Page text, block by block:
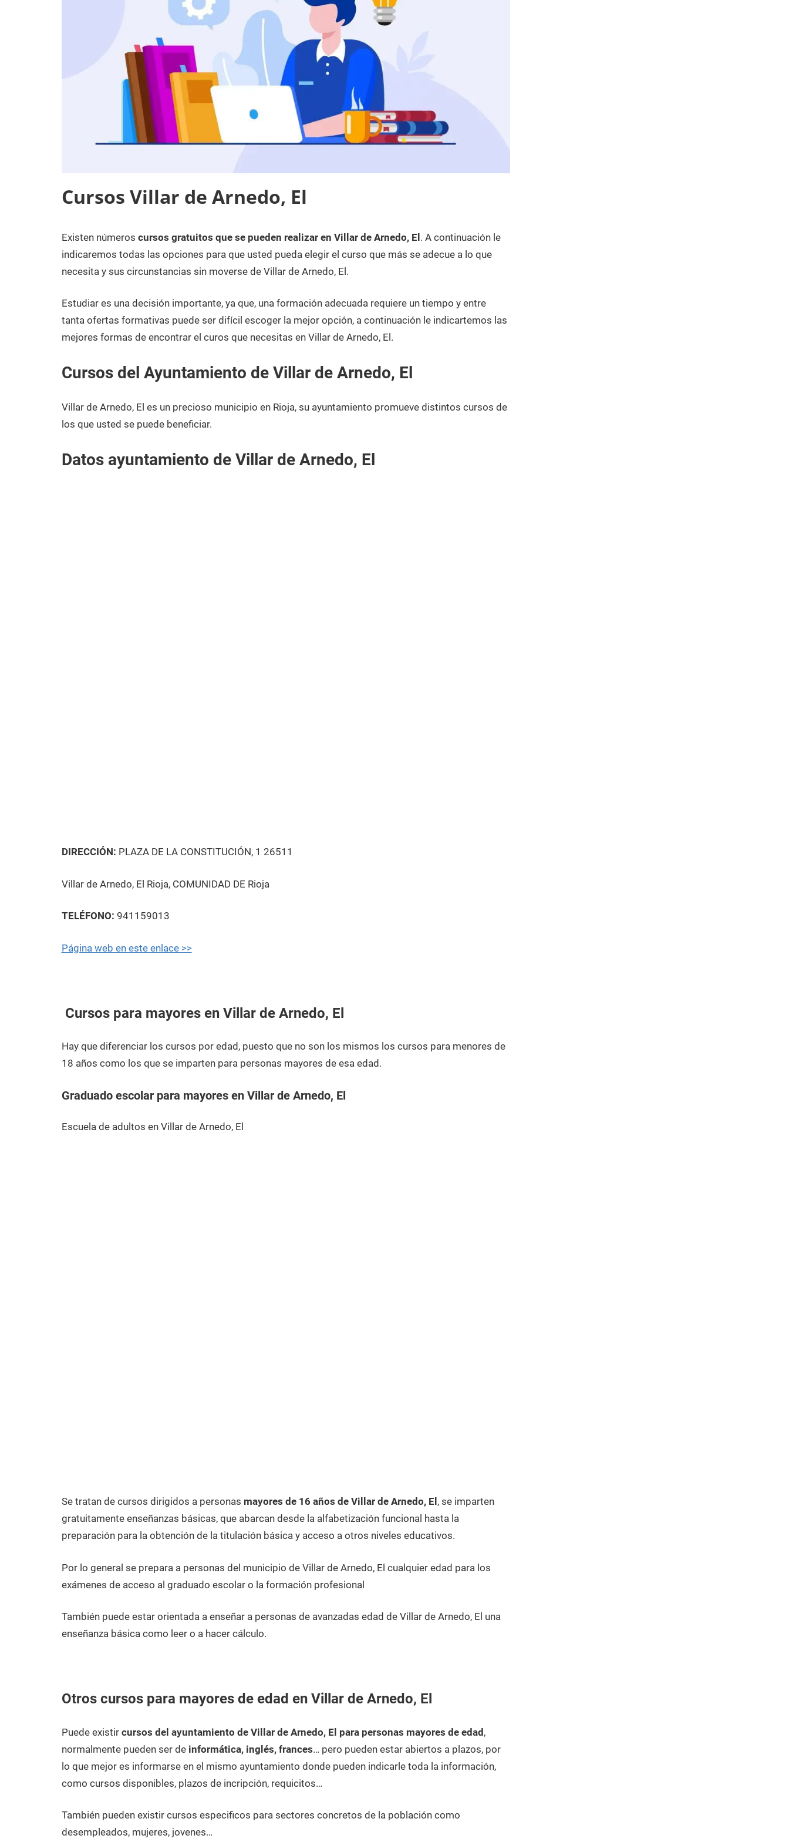
Cursos Villar de Arnedo, El
18
de
diciembre
2020
Maria
Cursos
en
Rioja,
Existen números cursos gratuitos que se pueden realizar en Villar de Arnedo, El. A continuación le
indicaremos todas las opciones para que usted pueda elegir el curso que más se adecue a lo que
necesita y sus circunstancias sin moverse de Villar de Arnedo, El.
Estudiar es una decisión importante, ya que, una formación adecuada requiere un tiempo y entre
tanta ofertas formativas puede ser difícil escoger la mejor opción, a continuación le indicartemos las
mejores formas de encontrar el curos que necesitas en Villar de Arnedo, El.
Cursos del Ayuntamiento de Villar de Arnedo, El
Villar de Arnedo, El es un precioso municipio en Rioja, su ayuntamiento promueve distintos cursos de
los que usted se puede beneficiar.
Datos ayuntamiento de Villar de Arnedo, El
DIRECCIÓN: PLAZA DE LA CONSTITUCIÓN, 1 26511
Villar de Arnedo, El Rioja, COMUNIDAD DE Rioja
TELÉFONO: 941159013
Página web en este enlace >>
Cursos para mayores en Villar de Arnedo, El
Hay que diferenciar los cursos por edad, puesto que no son los mismos los cursos para menores de
18 años como los que se imparten para personas mayores de esa edad.
Graduado escolar para mayores en Villar de Arnedo, El
Escuela de adultos en Villar de Arnedo, El
Se tratan de cursos dirigidos a personas mayores de 16 años de Villar de Arnedo, El , se imparten
gratuitamente enseñanzas básicas, que abarcan desde la alfabetización funcional hasta la
preparación para la obtención de la titulación básica y acceso a otros niveles educativos.
Por lo general se prepara a personas del municipio de Villar de Arnedo, El cualquier edad para los
exámenes de acceso al graduado escolar o la formación profesional
También puede estar orientada a enseñar a personas de avanzadas edad de Villar de Arnedo, El una
enseñanza básica como leer o a hacer cálculo.
Otros cursos para mayores de edad en Villar de Arnedo, El
Puede existir cursos del ayuntamiento de Villar de Arnedo, El para personas mayores de edad,
normalmente pueden ser de informática, inglés, frances… pero pueden estar abiertos a plazos, por
lo que mejor es informarse en el mismo ayuntamiento donde pueden indicarle toda la información,
como cursos disponibles, plazos de incripción, requicitos…
También pueden existir cursos especificos para sectores concretos de la población como
desempleados, mujeres, jovenes…